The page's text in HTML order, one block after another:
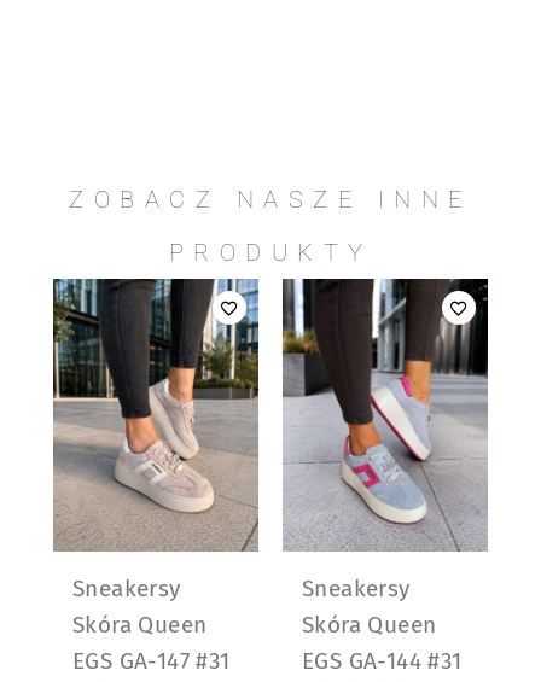
ZOBACZ NASZE INNE
PRODUKTY
Sneakersy
Skóra Queen
EGS GA-147 #31
Sneakersy
Skóra Queen
EGS GA-144 #31